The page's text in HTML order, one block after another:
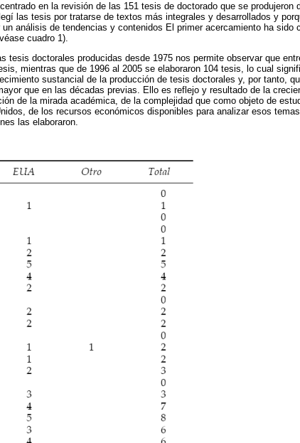
en la revisión de las 151 tesis de doctorado que se produjeron
las tesis por tratarse de textos más integrales y desarrollados y
análisis de tendencias y contenidos El primer acercamiento ha sido
cuadro 1).
tesis doctorales producidas desde 1975 nos permite observar que
mientras que de 1996 al 2005 se elaboraron 104 tesis, lo cual
sustancial de la producción de tesis doctorales y, por tanto,
que en las décadas previas. Ello es reflejo y resultado de la
de la mirada académica, de la complejidad que como objeto de
de los recursos económicos disponibles para analizar esos
las elaboraron.